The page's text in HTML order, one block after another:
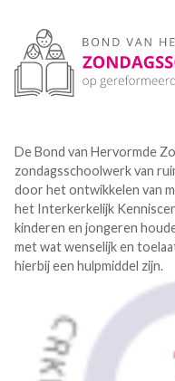
De Bond van Hervormde
zondagsschoolwerk van
door het ontwikkelen van
het Interkerkelijk
kinderen en jongeren
met wat wenselijk en
hierbij een hulpmiddel zijn.